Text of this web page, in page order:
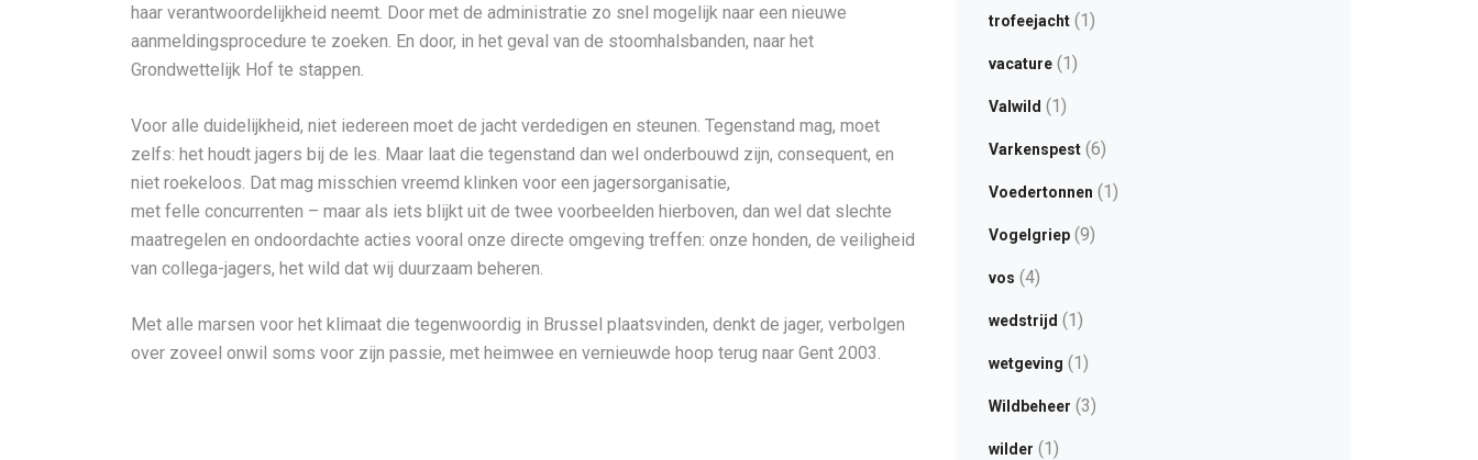
haar verantwoordelijkheid neemt. Door met de administratie zo snel mogelijk naar een nieuwe
aanmeldingsprocedure te zoeken. En door, in het geval van de stoomhalsbanden, naar het
Grondwettelijk Hof te stappen.
Voor alle duidelijkheid, niet iedereen moet de jacht verdedigen en steunen. Tegenstand mag, moet
zelfs: het houdt jagers bij de les. Maar laat die tegenstand dan wel onderbouwd zijn, consequent, en
niet roekeloos. Dat mag misschien vreemd klinken voor een jagersorganisatie,
met felle concurrenten – maar als iets blijkt uit de twee voorbeelden hierboven, dan wel dat slechte
maatregelen en ondoordachte acties vooral onze directe omgeving treffen: onze honden, de veiligheid
van collega-jagers, het wild dat wij duurzaam beheren.
Met alle marsen voor het klimaat die tegenwoordig in Brussel plaatsvinden, denkt de jager, verbolgen
over zoveel onwil soms voor zijn passie, met heimwee en vernieuwde hoop terug naar Gent 2003.
trofeejacht(1)
vacature(1)
Valwild (1)
Varkenspest(6)
Voedertonnen (1)
Vogelgriep(9)
vos (4)
wedstrijd (1)
wetgeving (1)
Wildbeheer (3)
wilder (1)